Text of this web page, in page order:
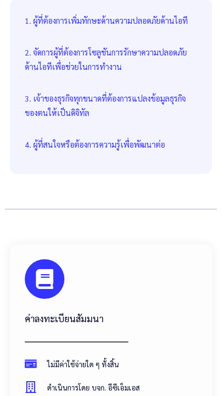
1. ผู้ที่ต้องการเพิ่มทักษะด้านความปลอดภัยด้านไอที
2. จัดการผู้ที่ต้องการโซลูชันการรักษาความปลอดภัย
ด้านไอทีเพื่อช่วยในการทำงาน
3. เจ้าของธุรกิจทุกขนาดที่ต้องการแปลงข้อมูลธุรกิจ
ของตนให้เป็นดิจิทัล
4. ผู้ที่สนใจหรือต้องการความรู้เพื่อพัฒนาต่อ
ค่าลงทะเบียนสัมมนา
ไม่มีค่าใช้จ่ายใด ๆ ทั้งสิ้น
ดำเนินการโดย บจก. อีซีเอ็มเอส